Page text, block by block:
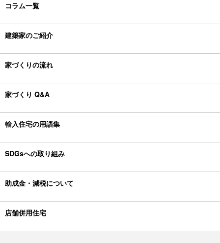
コラム一覧
建築家のご紹介
家づくりの流れ
家づくり Q&A
輸入住宅の用語集
SDGsへの取り組み
助成金・減税について
店舗併用住宅